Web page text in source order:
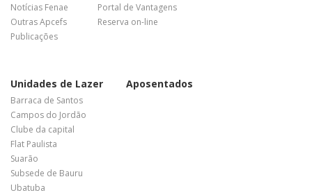
Notícias Fenae
Outras Apcefs
Publicações
Portal de Vantagens
Reserva on-line
Unidades de Lazer
Barraca de Santos
Campos do Jordão
Clube da capital
Flat Paulista
Suarão
Subsede de Bauru
Ubatuba
Aposentados